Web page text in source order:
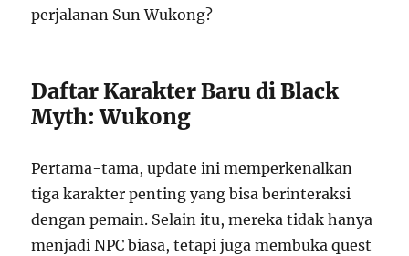
perjalanan Sun Wukong?
Daftar Karakter Baru di Black
Myth: Wukong
Pertama-tama, update ini memperkenalkan
tiga karakter penting yang bisa berinteraksi
dengan pemain. Selain itu, mereka tidak hanya
menjadi NPC biasa, tetapi juga membuka quest